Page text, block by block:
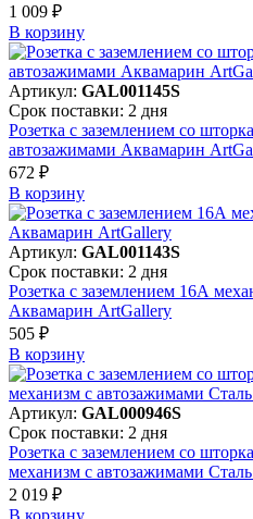
1 009 ₽
В корзинy
Артикул: GAL001145S
Срок поставки: 2 дня
Розетка с заземлением со
автозажимами Аквамарин
672 ₽
В корзинy
Артикул: GAL001143S
Срок поставки: 2 дня
Розетка с заземлением 16А
Аквамарин ArtGallery
505 ₽
В корзинy
Артикул: GAL000946S
Срок поставки: 2 дня
Розетка с заземлением со
механизм с автозажимами
2 019 ₽